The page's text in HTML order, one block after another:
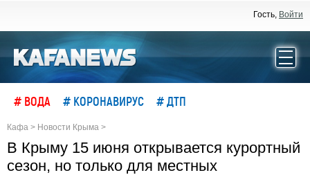
Гость, Войти
# ВОДА # КОРОНАВИРУС # ДТП
Кафа > Новости Крыма >
В Крыму 15 июня открывается курортный
сезон, но только для местных